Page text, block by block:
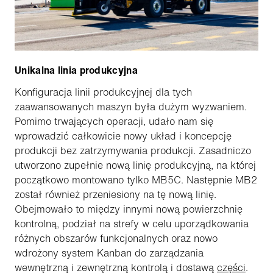
Unikalna linia produkcyjna
Konfiguracja linii produkcyjnej dla tych
zaawansowanych maszyn była dużym wyzwaniem.
Pomimo trwających operacji, udało nam się
wprowadzić całkowicie nowy układ i koncepcję
produkcji bez zatrzymywania produkcji. Zasadniczo
utworzono zupełnie nową linię produkcyjną, na której
początkowo montowano tylko MB5C. Następnie MB2
został również przeniesiony na tę nową linię.
Obejmowało to między innymi nową powierzchnię
kontrolną, podział na strefy w celu uporządkowania
różnych obszarów funkcjonalnych oraz nowo
wdrożony system Kanban do zarządzania
wewnętrzną i zewnętrzną kontrolą i dostawą części.